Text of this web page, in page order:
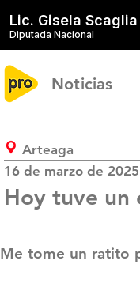
Diputada Nacional
Lic. Gisela Scaglia
Noticias
Arteaga
16 de marzo de 2025
Hoy tuve un
Me tome un ratito